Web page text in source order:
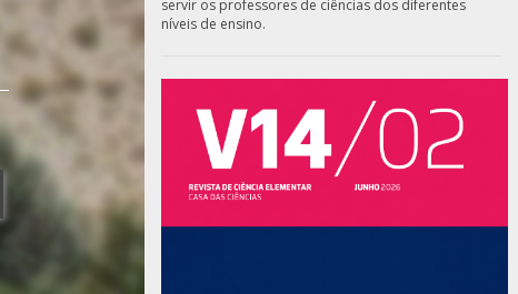
servir os professores de ciências dos diferentes
níveis de ensino.